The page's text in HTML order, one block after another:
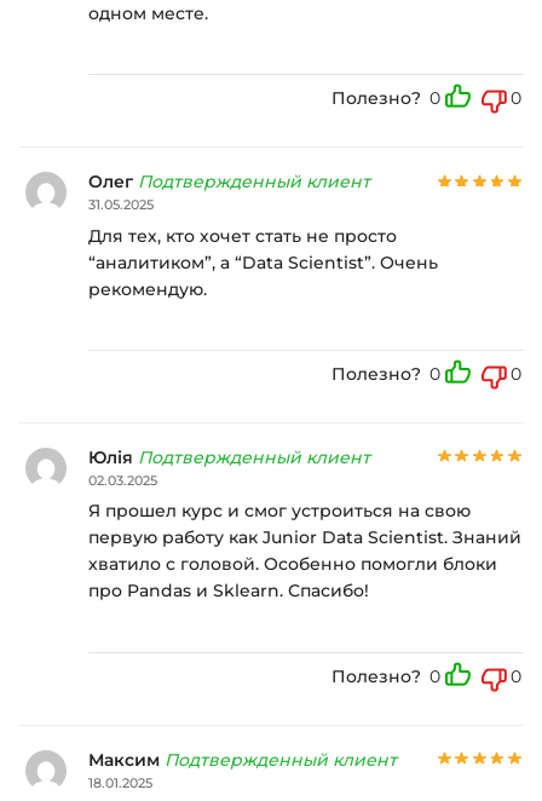
одном месте.
Полезно? 0 0
Олег Подтвержденный клиент
31.05.2025
Для тех, кто хочет стать не просто
“аналитиком”, а “Data Scientist”. Очень
рекомендую.
Полезно? 0 0
Юлія Подтвержденный клиент
02.03.2025
Я прошел курс и смог устроиться на свою
первую работу как Junior Data Scientist. Знаний
хватило с головой. Особенно помогли блоки
про Pandas и Sklearn. Спасибо!
Полезно? 0 0
Максим Подтвержденный клиент
18.01.2025